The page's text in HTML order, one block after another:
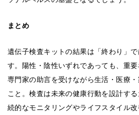
まとめ
遺伝子検査キットの結果は「終わり」
す。陽性・陰性いずれであっても、重要
専門家の助言を受けながら生活・医療
こと。検査は未来の健康行動を設計す
続的なモニタリングやライフスタイル